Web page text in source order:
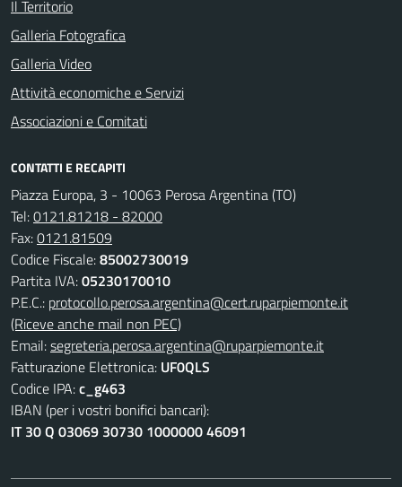
Il Territorio
Galleria Fotografica
Galleria Video
Attività economiche e Servizi
Associazioni e Comitati
CONTATTI E RECAPITI
Piazza Europa, 3 - 10063 Perosa Argentina (TO)
Tel:0121.81218 - 82000
Fax:0121.81509
Codice Fiscale:85002730019
Partita IVA:05230170010
P.E.C.: protocollo.perosa.argentina@cert.ruparpiemonte.it
(Riceve anche mail non PEC)
Email:segreteria.perosa.argentina@ruparpiemonte.it
Fatturazione Elettronica: UF0QLS
Codice IPA:c_g463
IBAN (per i vostri bonifici bancari):
IT 30 Q 03069 30730 1000000 46091